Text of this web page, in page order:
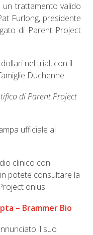
trattamento valido
Furlong, presidente
di Parent Project
nel trial, con il
Duchenne.
di Parent Project
ufficiale al
clinico con
potete consultare la
onlus
– Brammer Bio
il suo